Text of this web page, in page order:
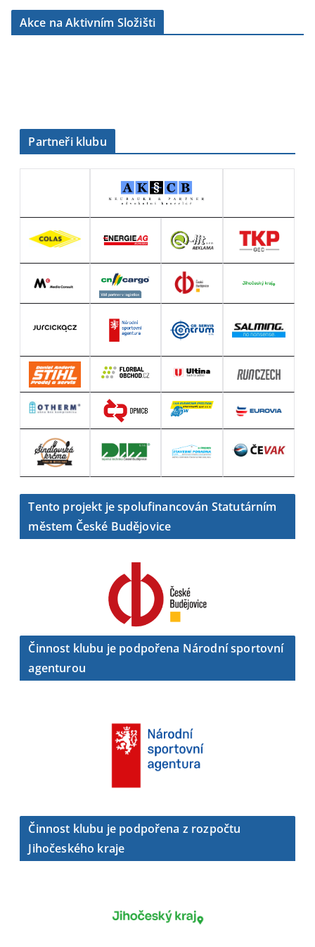
b
Akce na Aktivním Složišti
Partneři klubu
Tento projekt je spolufinancován Statutárním
městem České Budějovice
Činnost klubu je podpořena Národní sportovní
agenturou
Činnost klubu je podpořena z rozpočtu
Jihočeského kraje